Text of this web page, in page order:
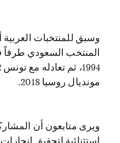
وسبق للمنتخبات
مونديال روسيا 2018.
استثنائية لتحقيق